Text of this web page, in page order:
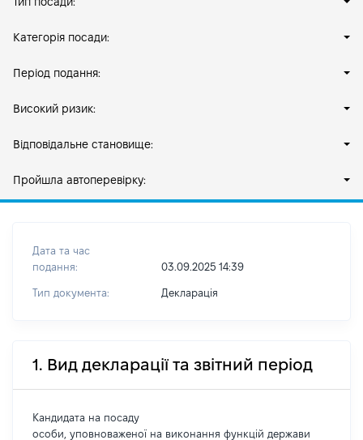
Категорія посади:
Період подання:
Високий ризик:
Відповідальне становище:
Пройшла автоперевірку:
Дата та час
подання:
03.09.2025 14:39
Тип документа: Декларація
1. Вид декларації та звітний період
Кандидата на посаду
особи, уповноваженої на виконання функцій держави